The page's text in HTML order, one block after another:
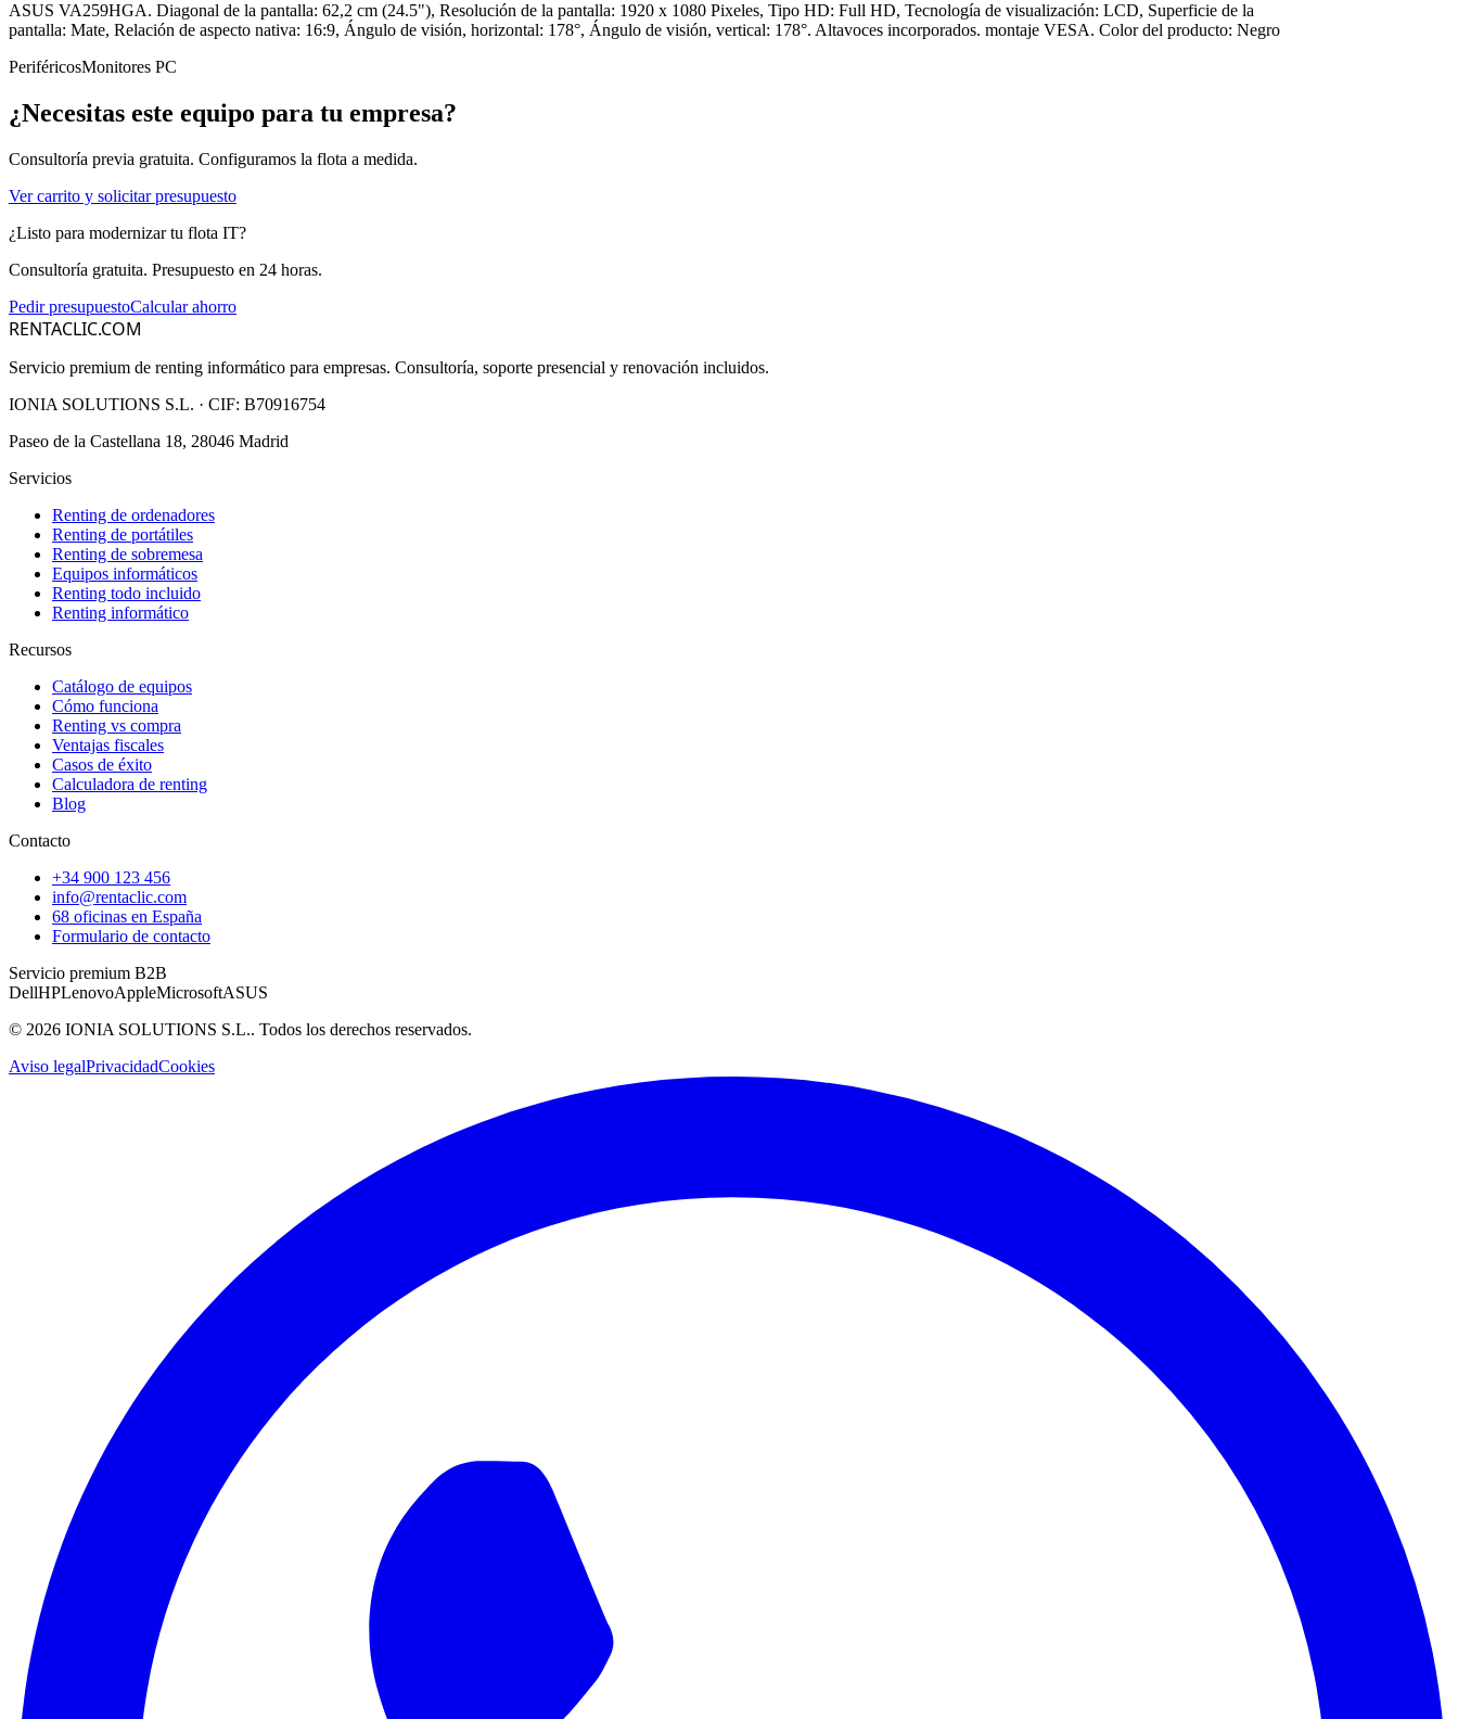
ASUS VA259HGA. Diagonal de la pantalla: 62,2 cm (24.5"), Resolución de la pantalla: 1920 x 1080 Pixeles, Tipo HD: Full HD, Tecnología de visualización: LCD, Superficie de la
pantalla: Mate, Relación de aspecto nativa: 16:9, Ángulo de visión, horizontal: 178°, Ángulo de visión, vertical: 178°. Altavoces incorporados. montaje VESA. Color del producto: Negro
PeriféricosMonitores PC
¿Necesitas este equipo para tu empresa?
Consultoría previa gratuita. Configuramos la flota a medida.
Ver carrito y solicitar presupuesto
¿Listo para modernizar tu flota IT?
Consultoría gratuita. Presupuesto en 24 horas.
Pedir presupuestoCalcular ahorro
RENTACLIC.COM
Servicio premium de renting informático para empresas. Consultoría, soporte presencial y renovación incluidos.
IONIA SOLUTIONS S.L. · CIF: B70916754
Paseo de la Castellana 18, 28046 Madrid
Servicios
Renting de ordenadores
Renting de portátiles
Renting de sobremesa
Equipos informáticos
Renting todo incluido
Renting informático
Recursos
Catálogo de equipos
Cómo funciona
Renting vs compra
Ventajas fiscales
Casos de éxito
Calculadora de renting
Blog
Contacto
+34 900 123 456
info@rentaclic.com
68 oficinas en España
Formulario de contacto
Servicio premium B2B
DellHPLenovoAppleMicrosoftASUS
© 2026 IONIA SOLUTIONS S.L.. Todos los derechos reservados.
Aviso legalPrivacidadCookies